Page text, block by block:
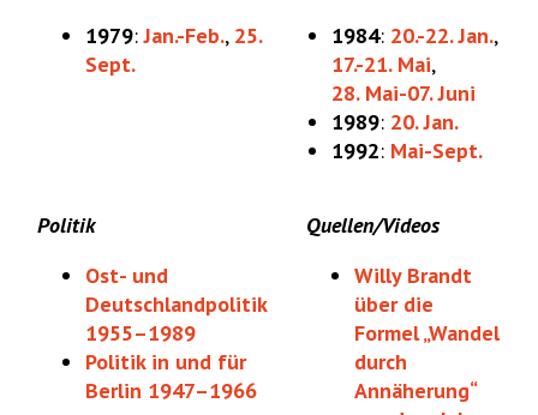
1979:Jan.-Feb., 25.
Sept.
1984: 20.-22. Jan.,
17.-21. Mai,
28. Mai-07. Juni
1989: 20. Jan.
1992: Mai-Sept.
Politik
Ost- und
Deutschlandpolitik
1955–1989
Politik in und für
Berlin 1947–1966
Quellen/Videos
Willy Brandt
über die
Formel „Wandel
durch
Annäherung“